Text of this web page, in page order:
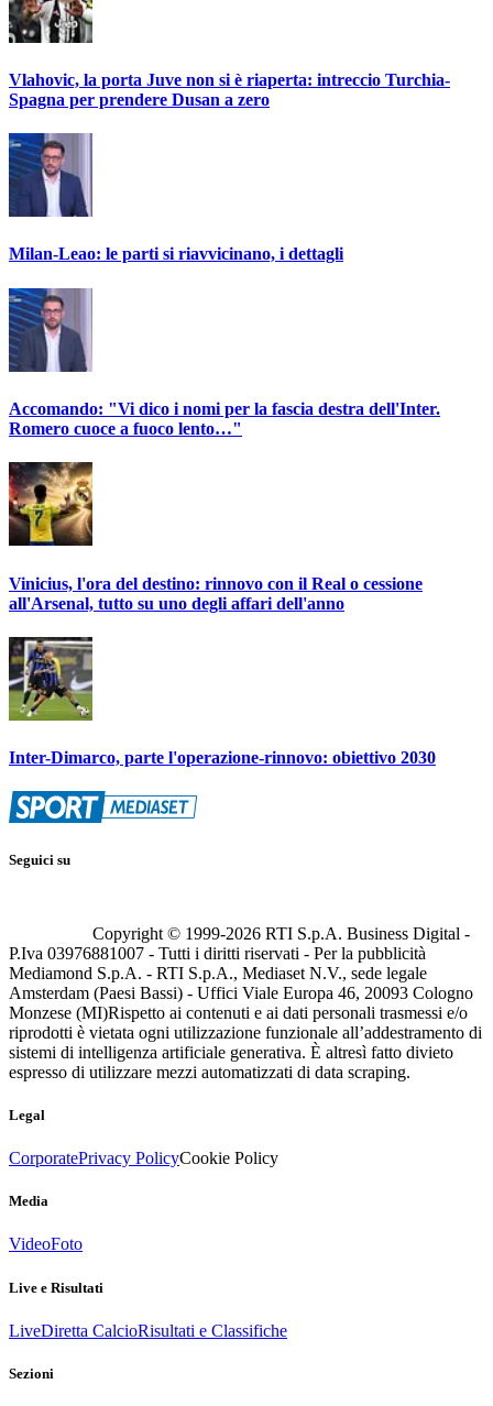
Vlahovic, la porta Juve non si è riaperta: intreccio Turchia-
Spagna per prendere Dusan a zero
Milan-Leao: le parti si riavvicinano, i dettagli
Accomando: "Vi dico i nomi per la fascia destra dell'Inter.
Romero cuoce a fuoco lento…"
Vinicius, l'ora del destino: rinnovo con il Real o cessione
all'Arsenal, tutto su uno degli affari dell'anno
Inter-Dimarco, parte l'operazione-rinnovo: obiettivo 2030
Seguici su
Copyright © 1999-2026 RTI S.p.A. Business Digital -
P.Iva 03976881007 - Tutti i diritti riservati - Per la pubblicità
Mediamond S.p.A. - RTI S.p.A., Mediaset N.V., sede legale
Amsterdam (Paesi Bassi) - Uffici Viale Europa 46, 20093 Cologno
Monzese (MI)Rispetto ai contenuti e ai dati personali trasmessi e/o
riprodotti è vietata ogni utilizzazione funzionale all’addestramento di
sistemi di intelligenza artificiale generativa. È altresì fatto divieto
espresso di utilizzare mezzi automatizzati di data scraping.
Legal
CorporatePrivacy PolicyCookie Policy
Media
VideoFoto
Live e Risultati
LiveDiretta CalcioRisultati e Classifiche
Sezioni